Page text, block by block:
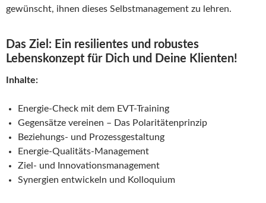
gewünscht, ihnen dieses Selbstmanagement zu lehren.
Das Ziel: Ein resilientes und robustes
Lebenskonzept für Dich und Deine Klienten!
Inhalte:
Energie-Check mit dem EVT-Training
Gegensätze vereinen – Das Polaritätenprinzip
Beziehungs- und Prozessgestaltung
Energie-Qualitäts-Management
Ziel- und Innovationsmanagement
Synergien entwickeln und Kolloquium